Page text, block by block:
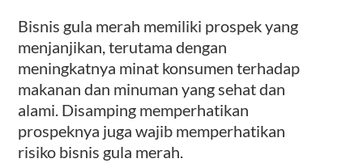
Bisnis gula merah memiliki prospek yang
menjanjikan, terutama dengan
meningkatnya minat konsumen terhadap
makanan dan minuman yang sehat dan
alami. Disamping memperhatikan
prospeknya juga wajib memperhatikan
risiko bisnis gula merah.